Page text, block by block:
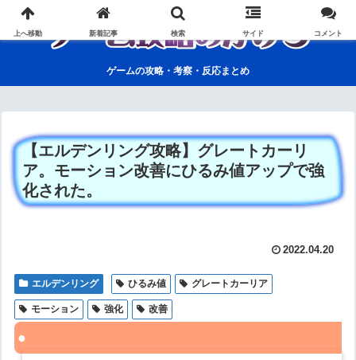
ゲームの攻略・考察・反応まとめ
【エルデンリング攻略】グレートカーリ
ア。モーション改善にひるみ値アップで強
化された。
2022.04.20
エルデンリング ひるみ値 グレートカーリア
モーション 強化 改善
上へ移動 新着記事 検索 サイド コメント